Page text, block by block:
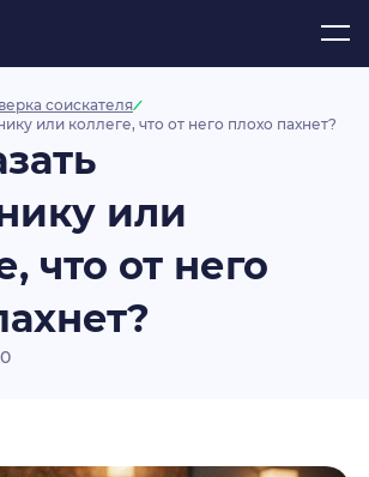
соискателя
или коллеге, что от него плохо пахнет?
или
что от него